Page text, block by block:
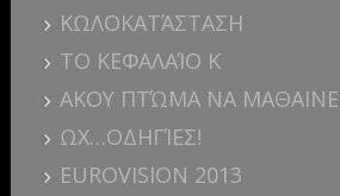
ΚΩΛΟΚΑΤΆΣΤΑΣΗ
ΤΟ ΚΕΦΑΛΑΊΟ Κ
ΑΚΟΥ ΠΤΏΜΑ ΝΑ
ΩΧ…ΟΔΗΓΊΕΣ!
EUROVISION 2013